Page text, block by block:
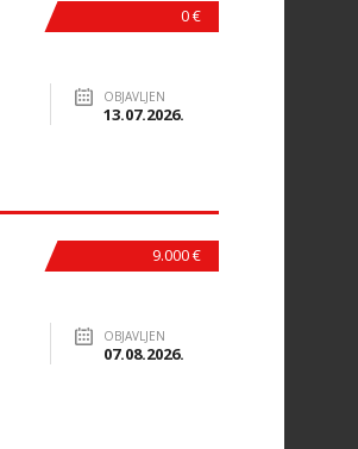
0 €
OBJAVLJEN
13.07.2026.
9.000 €
OBJAVLJEN
07.08.2026.